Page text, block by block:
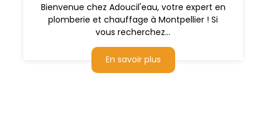
Bienvenue chez Adoucil'eau, votre expert en
plomberie et chauffage à Montpellier ! Si
vous recherchez...
En savoir plus